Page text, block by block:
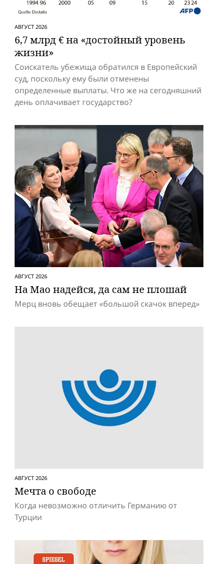
АВГУСТ 2026
6,7 млрд € на «достойный уровень
жизни»
Соискатель убежища обратился в Европейский
суд, поскольку ему были отменены
определенные выплаты. Что же на сегодняшний
день оплачивает государство?
АВГУСТ 2026
На Мао надейся, да сам не плошай
Мерц вновь обещает «большой скачок вперед»
АВГУСТ 2026
Мечта о свободе
Когда невозможно отличить Германию от
Турции